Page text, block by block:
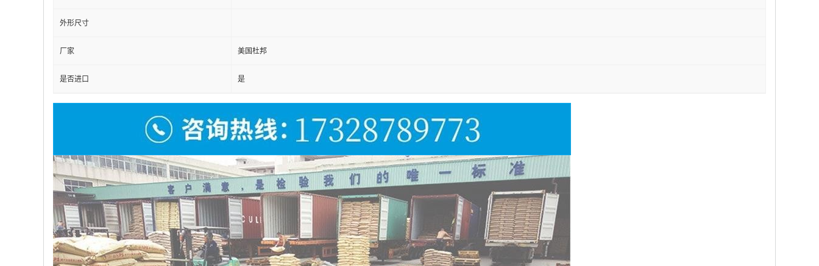
外形尺寸
厂家 美国杜邦
是否进口 是